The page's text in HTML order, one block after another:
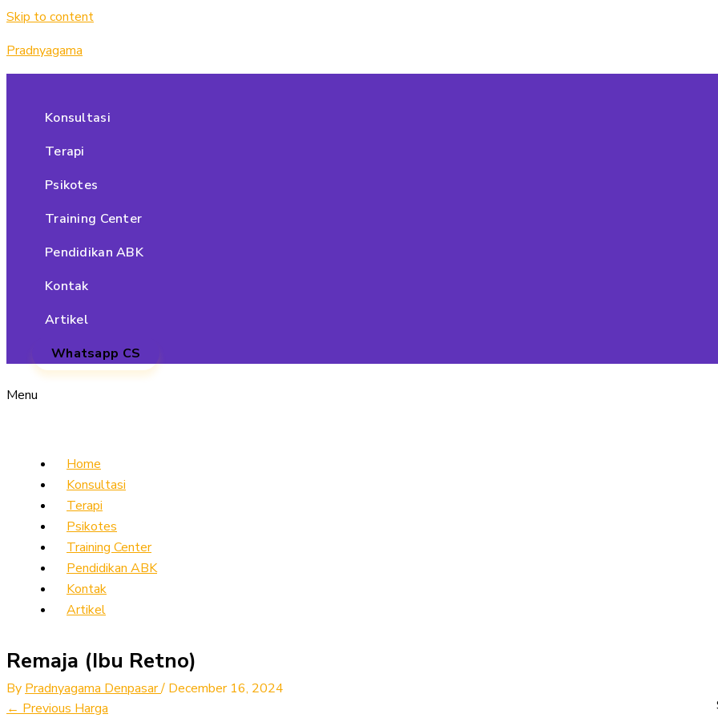
Skip to content
Pradnyagama
Konsultasi
Terapi
Psikotes
Training Center
Pendidikan ABK
Kontak
Artikel
Whatsapp CS
Menu
Home
Konsultasi
Terapi
Psikotes
Training Center
Pendidikan ABK
Kontak
Artikel
Remaja (Ibu Retno)
By Pradnyagama Denpasar/ December 16, 2024
← Previous Harga